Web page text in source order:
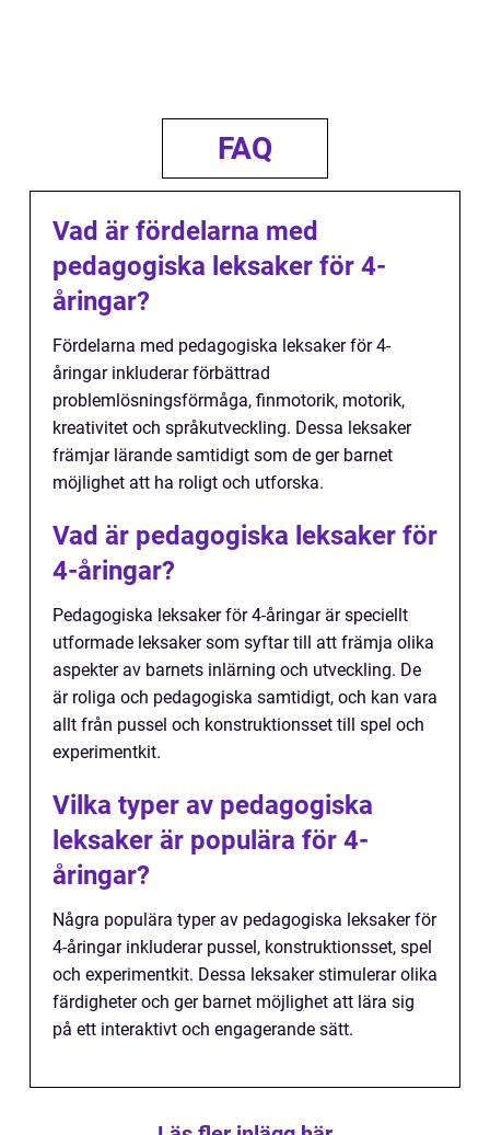
FAQ
Vad är fördelarna med
pedagogiska leksaker för 4-
åringar?
Fördelarna med pedagogiska leksaker för 4-
åringar inkluderar förbättrad
problemlösningsförmåga, finmotorik, motorik,
kreativitet och språkutveckling. Dessa leksaker
främjar lärande samtidigt som de ger barnet
möjlighet att ha roligt och utforska.
Vad är pedagogiska leksaker för
4-åringar?
Pedagogiska leksaker för 4-åringar är speciellt
utformade leksaker som syftar till att främja olika
aspekter av barnets inlärning och utveckling. De
är roliga och pedagogiska samtidigt, och kan vara
allt från pussel och konstruktionsset till spel och
experimentkit.
Vilka typer av pedagogiska
leksaker är populära för 4-
åringar?
Några populära typer av pedagogiska leksaker för
4-åringar inkluderar pussel, konstruktionsset, spel
och experimentkit. Dessa leksaker stimulerar olika
färdigheter och ger barnet möjlighet att lära sig
på ett interaktivt och engagerande sätt.